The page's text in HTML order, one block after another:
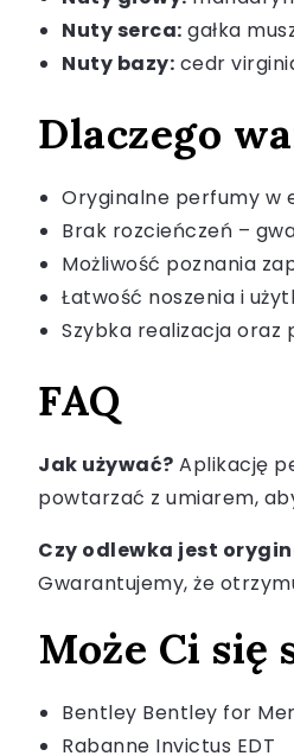
Nuty serca: gałka
Nuty bazy: cedr
Dlaczego
Oryginalne perfumy w
Brak rozcieńczeń –
Możliwość poznania
Łatwość noszenia i
Szybka realizacja oraz
FAQ
Jak używać? Aplikację
powtarzać z umiarem,
Czy odlewka jest
Gwarantujemy, że
Może Ci się
Bentley Bentley for
Rabanne Invictus EDT